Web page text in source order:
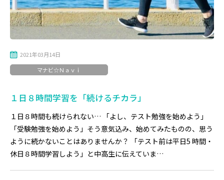
2021年03月14日
マナビ☆Ｎａｖｉ
１日８時間学習を「続けるチカラ」
１日８時間も続けられない… 「よし、テスト勉強を始めよう」
「受験勉強を始めよう」そう意気込み、始めてみたものの、思う
ように続かないことはありませんか？ 「テスト前は平日5 時間・
休日８時間学習しよう」と中高生に伝えていま…